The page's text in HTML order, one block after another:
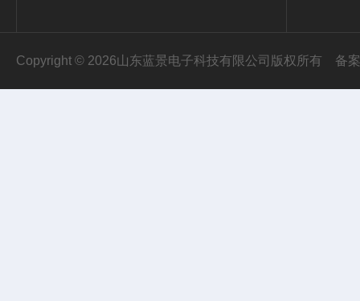
Copyright © 2026山东蓝景电子科技有限公司版权所有 备